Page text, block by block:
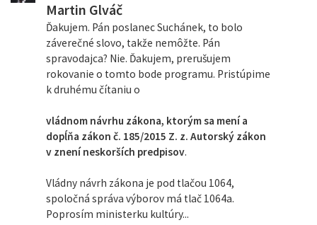
Martin Glváč
Ďakujem. Pán poslanec Suchánek, to bolo
záverečné slovo, takže nemôžte. Pán
spravodajca? Nie. Ďakujem, prerušujem
rokovanie o tomto bode programu. Pristúpime
k druhému čítaniu o
vládnom návrhu zákona, ktorým sa mení a
dopĺňa zákon č. 185/2015 Z. z. Autorský zákon
v znení neskorších predpisov.
Vládny návrh zákona je pod tlačou 1064,
spoločná správa výborov má tlač 1064a.
Poprosím ministerku kultúry...